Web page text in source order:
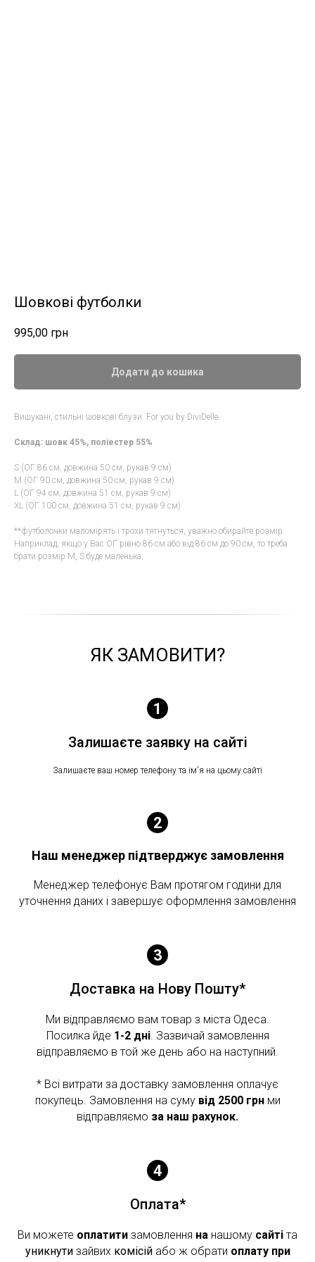
Шовкові футболки
995,00 грн
Додати до кошика
Вишукані, стильні шовкові блузи. For you by DiviDelle
Склад: шовк 45%, поліестер 55%
S (ОГ 86 см, довжина 50 см, рукав 9 см)
M (ОГ 90 см, довжина 50 см, рукав 9 см)
L (ОГ 94 см, довжина 51 см, рукав 9 см)
XL (ОГ 100 см, довжина 51 см, рукав 9 см)
**футболочки маломірять і трохи тягнуться, уважно обирайте розмір.
Наприклад, якщо у Вас ОГ рівно 86 см або від 86 см до 90 см, то треба
брати розмір М, S буде маленька.
ЯК ЗАМОВИТИ?
Залишаєте заявку на сайті
Залишаєте ваш номер телефону та ім'я на цьому сайті
Наш менеджер підтверджує замовлення
Менеджер телефонує Вам протягом години для
уточнення даних і завершує оформлення замовлення
Доставка на Нову Пошту*
Ми відправляємо вам товар з міста Одеса.
Посилка йде 1-2 дні. Зазвичай замовлення
відправляємо в той же день або на наступний.
* Всі витрати за доставку замовлення оплачує
покупець. Замовлення на суму від 2500 грнми
відправляємо за наш рахунок.
Оплата*
Ви можете оплатити замовлення на нашому сайті та
уникнути зайвих комісій або ж обрати оплату при